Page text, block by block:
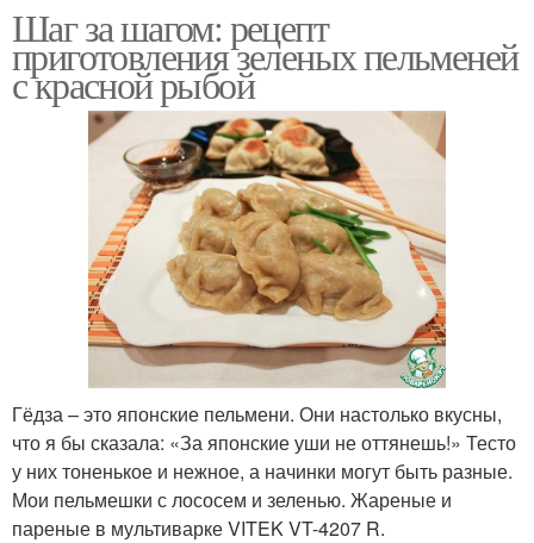
Шаг за шагом: рецепт
приготовления зеленых пельменей
с красной рыбой
Гёдза – это японские пельмени. Они настолько вкусны,
что я бы сказала: «За японские уши не оттянешь!» Тесто
у них тоненькое и нежное, а начинки могут быть разные.
Мои пельмешки с лососем и зеленью. Жареные и
пареные в мультиварке VITEK VT-4207 R.